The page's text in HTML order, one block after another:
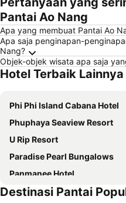
Pantai Ao Nang
Apa yang membuat Pantai Ao
Apa saja penginapan-
Nang?
Objek-objek wisata apa saja
Hotel Terbaik Lainnya
Phi Phi Island Cabana Hotel
Phuphaya Seaview Resort
U Rip Resort
Paradise Pearl Bungalows
Panmanee Hotel
JJ Residence
Destinasi Pantai